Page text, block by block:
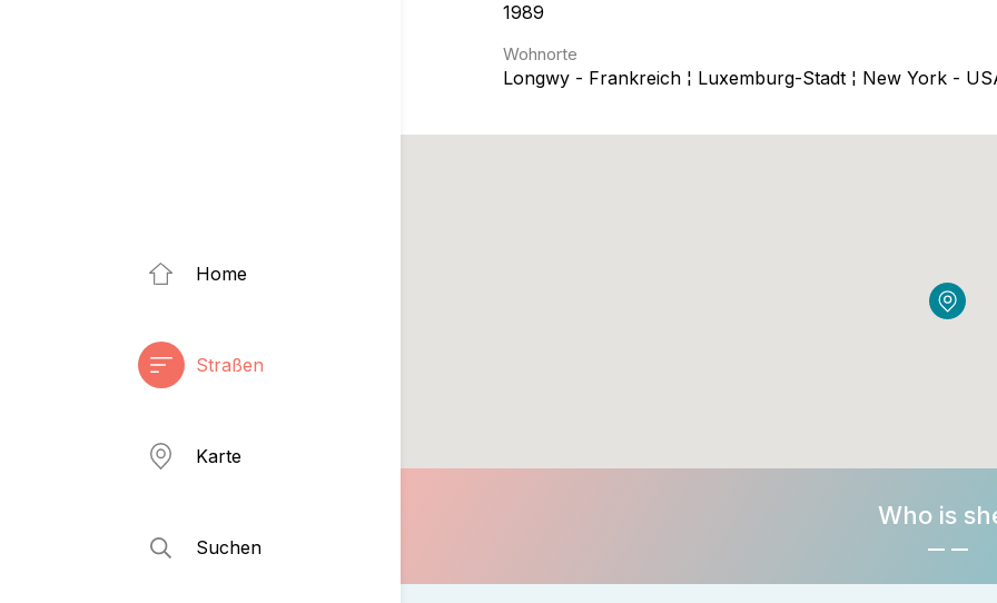
Home
Straßen
Karte
Suchen
1989
Wohnorte
Longwy - Frankreich ¦ Luxemburg-Stadt ¦ New York -
Who is